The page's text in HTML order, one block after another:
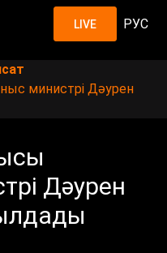
LIVE РУС
министрі Дәурен
Дәурен